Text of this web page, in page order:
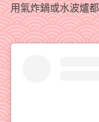
用氣炸鍋或水波爐